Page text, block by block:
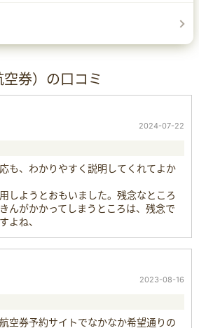
券）の口コミ
2024-07-22
も、わかりやすく説明してくれてよか
しようとおもいました。残念なところ
んがかかってしまうところは、残念で
よね、
2023-08-16
空券予約サイトでなかなか希望通りの